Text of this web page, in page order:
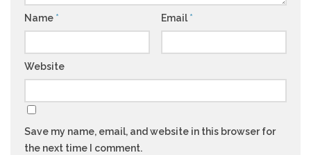
Name * Email *
Website
Save my name, email, and website in this browser for
the next time I comment.